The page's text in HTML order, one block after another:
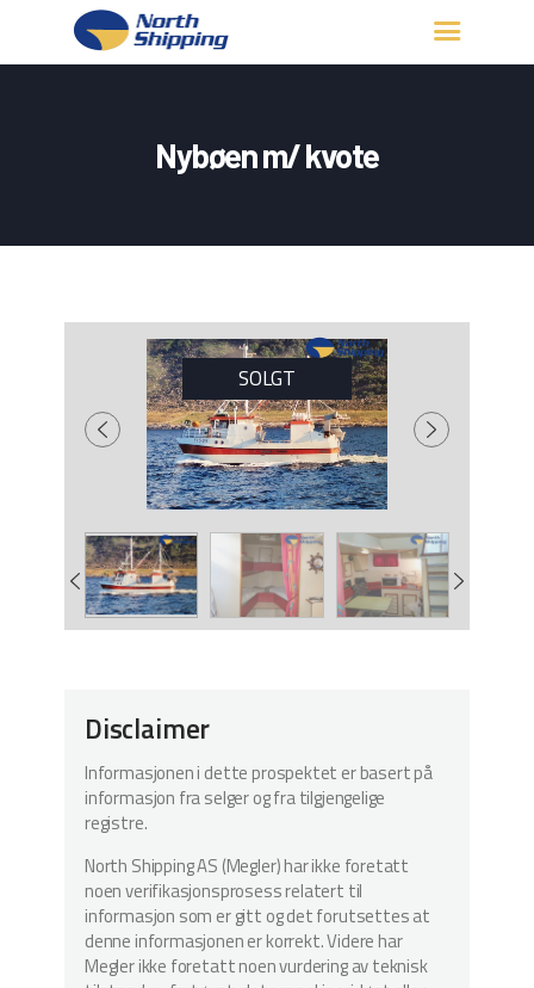
Nybøen m/ kvote
OM OSS
FARTØY
KONTAKT OSS
SOLGT
Disclaimer
Informasjonen i dette prospektet er basert på
informasjon fra selger og fra tilgjengelige
registre.
North Shipping AS (Megler) har ikke foretatt
noen verifikasjonsprosess relatert til
informasjon som er gitt og det forutsettes at
denne informasjonen er korrekt. Videre har
Megler ikke foretatt noen vurdering av teknisk